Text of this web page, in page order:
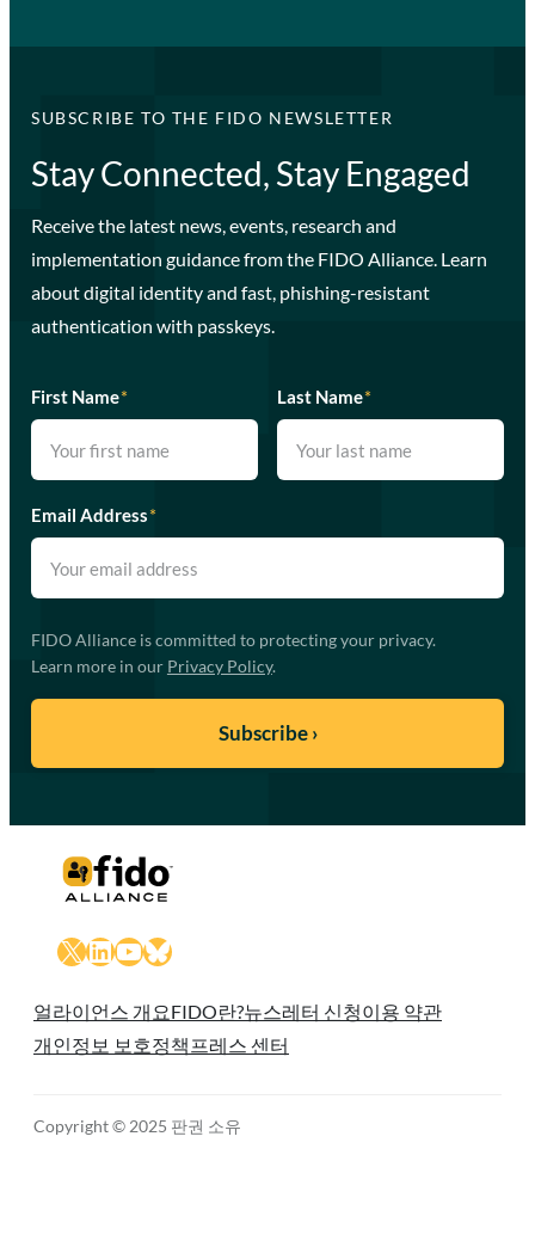
SUBSCRIBE TO THE FIDO NEWSLETTER
Stay Connected, Stay Engaged
Receive the latest news, events, research and
implementation guidance from the FIDO Alliance. Learn
about digital identity and fast, phishing-resistant
authentication with passkeys.
First Name* Last Name*
Email Address*
FIDO Alliance is committed to protecting your privacy.
Learn more in our Privacy Policy.
X LinkedIn
YouTube
Bluesky
얼라이언스 개요FIDO란?뉴스레터 신청이용 약관
개인정보 보호정책 프레스 센터
Copyright © 2025 판권 소유